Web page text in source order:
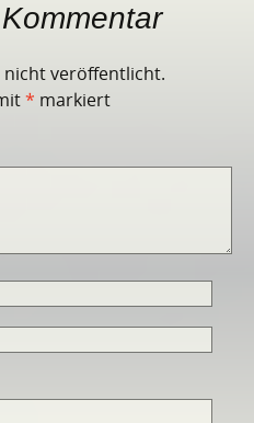
nicht veröffentlicht.
* markiert